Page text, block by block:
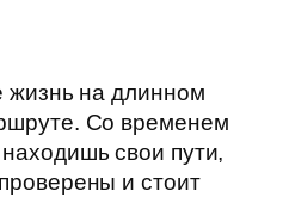
жизнь на длинном
Со временем
свои пути,
и стоит